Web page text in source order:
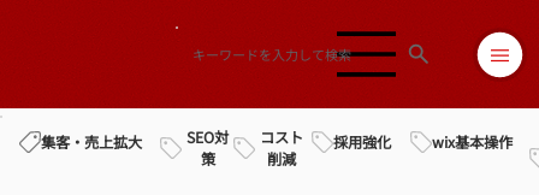
集客・売上拡大
SEO対
策
コスト
削減
採用強化 wix基本操作